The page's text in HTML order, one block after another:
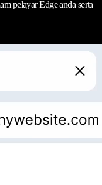
pelayar Edge anda serta